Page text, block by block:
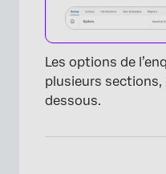
Les options de
plusieurs
dessous.